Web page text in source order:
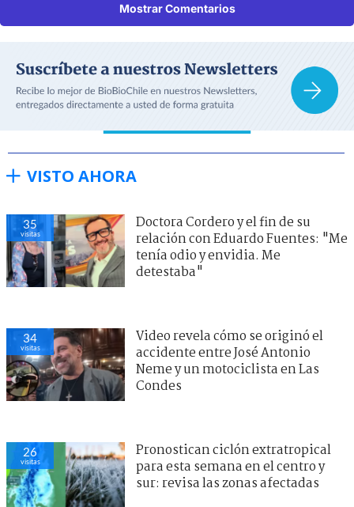
Mostrar Comentarios
VISTO AHORA
35
visitas
Doctora Cordero y el fin de su
relación con Eduardo Fuentes: "Me
tenía odio y envidia. Me
detestaba"
34
visitas
Video revela cómo se originó el
accidente entre José Antonio
Neme y un motociclista en Las
Condes
26
visitas
Pronostican ciclón extratropical
para esta semana en el centro y
sur: revisa las zonas afectadas